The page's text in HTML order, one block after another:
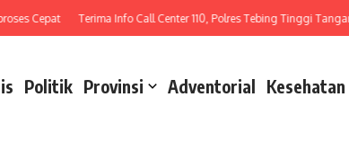
Cepat Terima Info Call Center 110, Polres Tebing Tinggi Tangani
Politik Provinsi Adventorial Kesehatan